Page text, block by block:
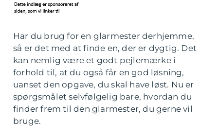
Har du brug for en glarmester derhjemme,
så er det med at finde en, der er dygtig. Det
kan nemlig være et godt pejlemærke i
forhold til, at du også får en god løsning,
uanset den opgave, du skal have løst. Nu er
spørgsmålet selvfølgelig bare, hvordan du
finder frem til den glarmester, du gerne vil
bruge.